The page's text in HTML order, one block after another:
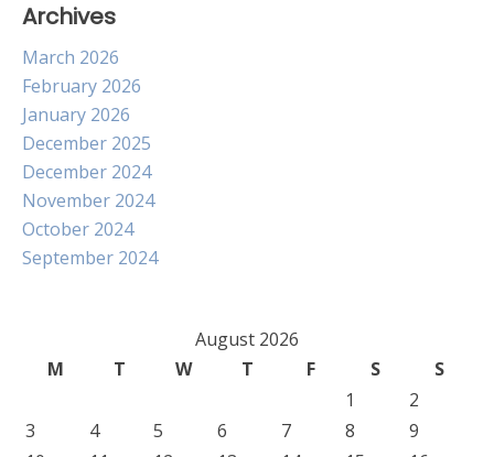
Archives
March 2026
February 2026
January 2026
December 2025
December 2024
November 2024
October 2024
September 2024
August 2026
M
T W T F S
S
1
2
3
4 5 6 7 8
9